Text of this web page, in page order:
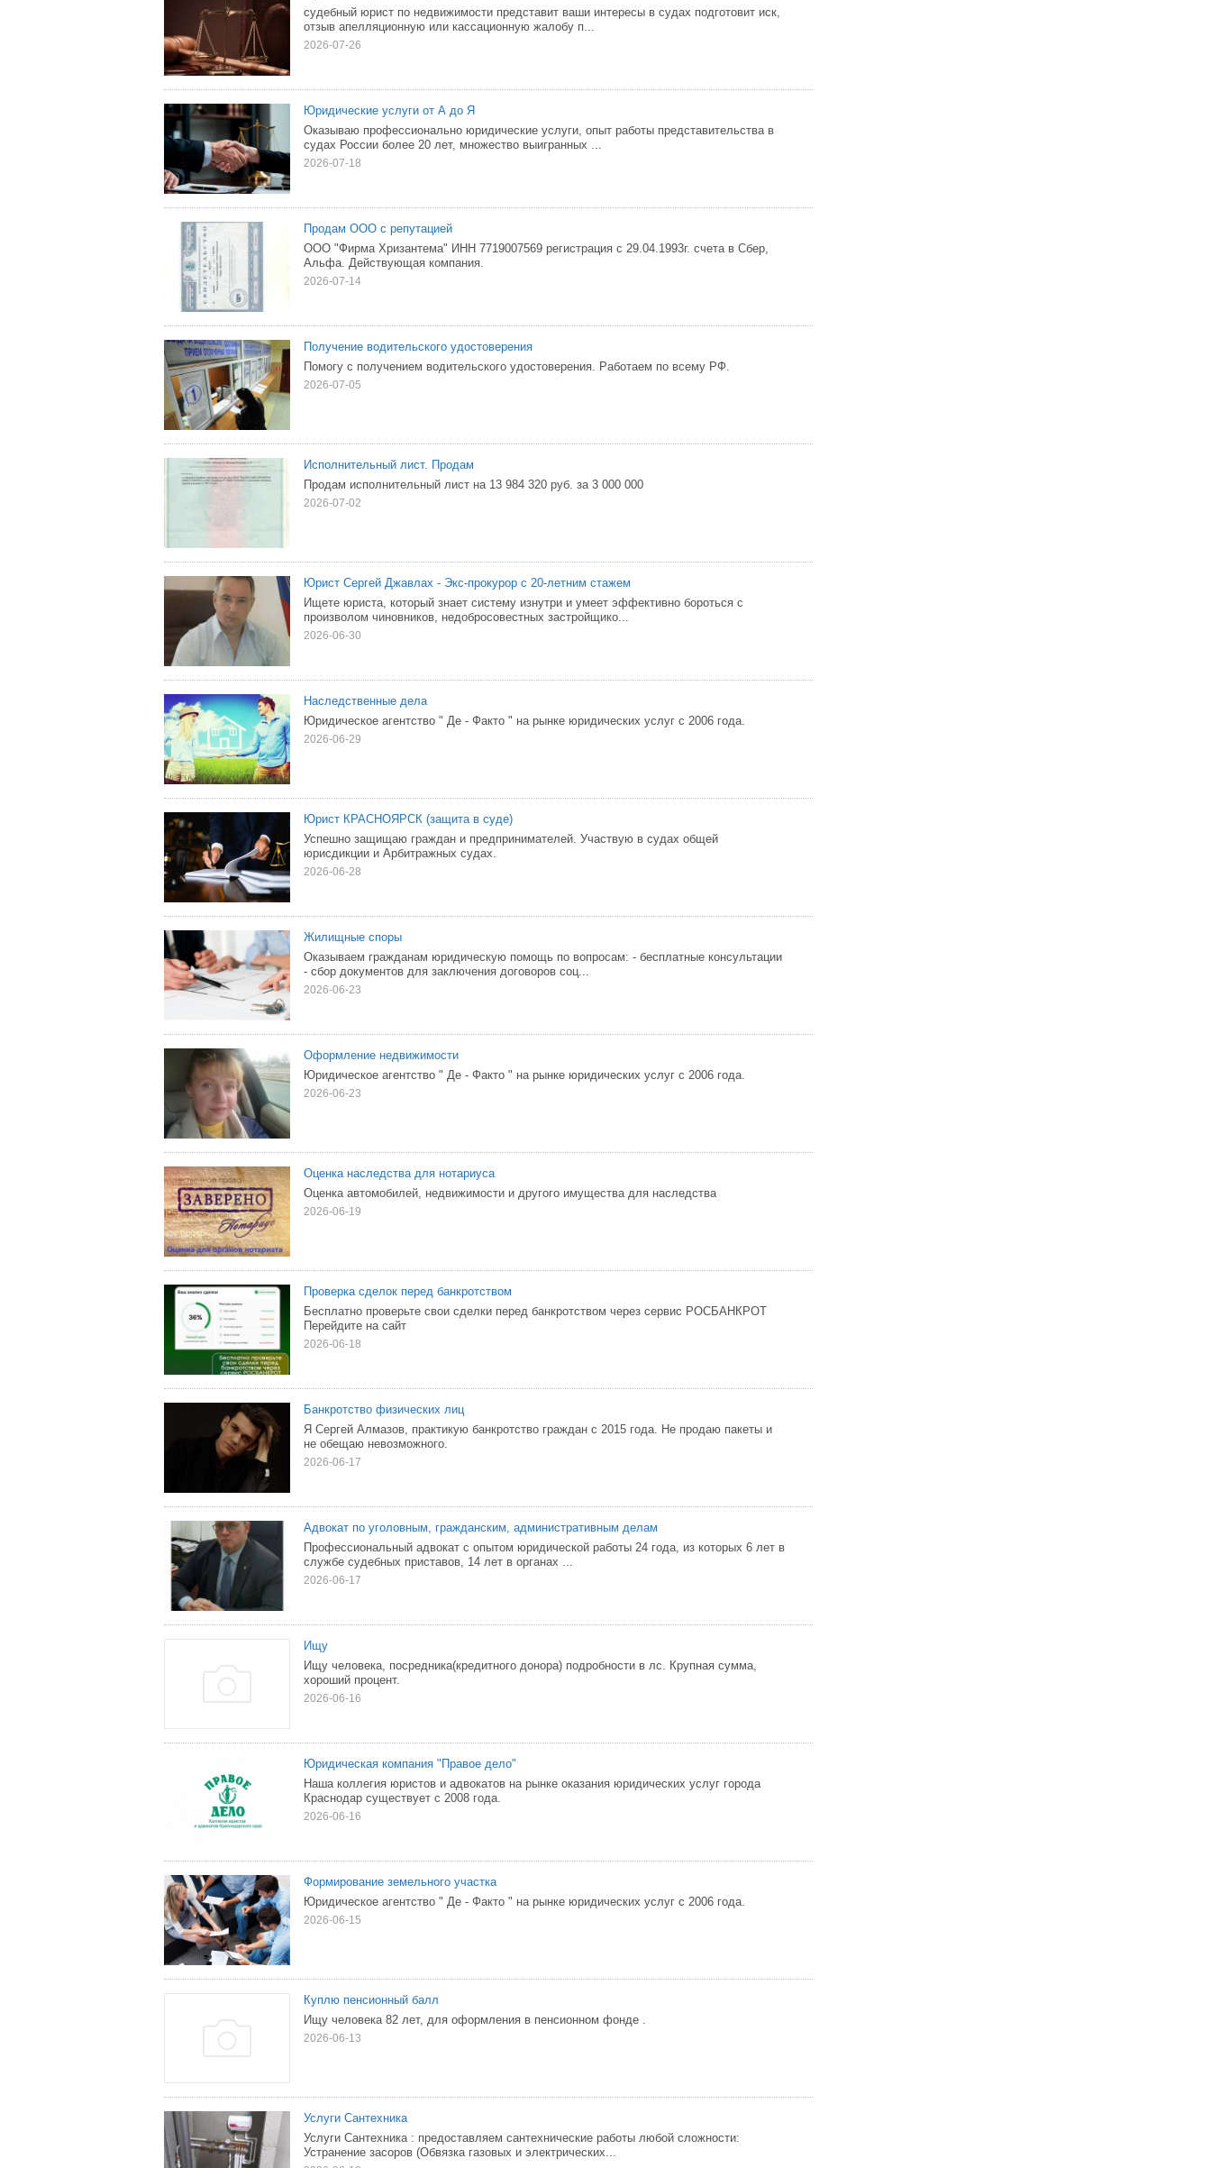
судебный юрист по недвижимости представит ваши интересы в судах подготовит иск,
отзыв апелляционную или кассационную жалобу п...
2026-07-26
Юридические услуги от А до Я
Оказываю профессионально юридические услуги, опыт работы представительства в
судах России более 20 лет, множество выигранных ...
2026-07-18
Продам ООО с репутацией
ООО "Фирма Хризантема" ИНН 7719007569 регистрация с 29.04.1993г. счета в Сбер,
Альфа. Действующая компания.
2026-07-14
Получение водительского удостоверения
Помогу с получением водительского удостоверения. Работаем по всему РФ.
2026-07-05
Исполнительный лист. Продам
Продам исполнительный лист на 13 984 320 руб. за 3 000 000
2026-07-02
Юрист Сергей Джавлах - Экс-прокурор с 20-летним стажем
Ищете юриста, который знает систему изнутри и умеет эффективно бороться с
произволом чиновников, недобросовестных застройщико...
2026-06-30
Наследственные дела
Юридическое агентство " Де - Факто " на рынке юридических услуг с 2006 года.
2026-06-29
Юрист КРАСНОЯРСК (защита в суде)
Успешно защищаю граждан и предпринимателей. Участвую в судах общей
юрисдикции и Арбитражных судах.
2026-06-28
Жилищные споры
Оказываем гражданам юридическую помощь по вопросам: - бесплатные консультации
- сбор документов для заключения договоров соц...
2026-06-23
Оформление недвижимости
Юридическое агентство " Де - Факто " на рынке юридических услуг с 2006 года.
2026-06-23
Оценка наследства для нотариуса
Оценка автомобилей, недвижимости и другого имущества для наследства
2026-06-19
Проверка сделок перед банкротством
Бесплатно проверьте свои сделки перед банкротством через сервис РОСБАНКРОТ
Перейдите на сайт
2026-06-18
Банкротство физических лиц
Я Сергей Алмазов, практикую банкротство граждан с 2015 года. Не продаю пакеты и
не обещаю невозможного.
2026-06-17
Адвокат по уголовным, гражданским, административным делам
Профессиональный адвокат с опытом юридической работы 24 года, из которых 6 лет в
службе судебных приставов, 14 лет в органах ...
2026-06-17
Ищу
Ищу человека, посредника(кредитного донора) подробности в лс. Крупная сумма,
хороший процент.
2026-06-16
Юридическая компания "Правое дело"
Наша коллегия юристов и адвокатов на рынке оказания юридических услуг города
Краснодар существует с 2008 года.
2026-06-16
Формирование земельного участка
Юридическое агентство " Де - Факто " на рынке юридических услуг с 2006 года.
2026-06-15
Куплю пенсионный балл
Ищу человека 82 лет, для оформления в пенсионном фонде .
2026-06-13
Услуги Сантехника
Услуги Сантехника : предоставляем сантехнические работы любой сложности:
Устранение засоров (Обвязка газовых и электрических...